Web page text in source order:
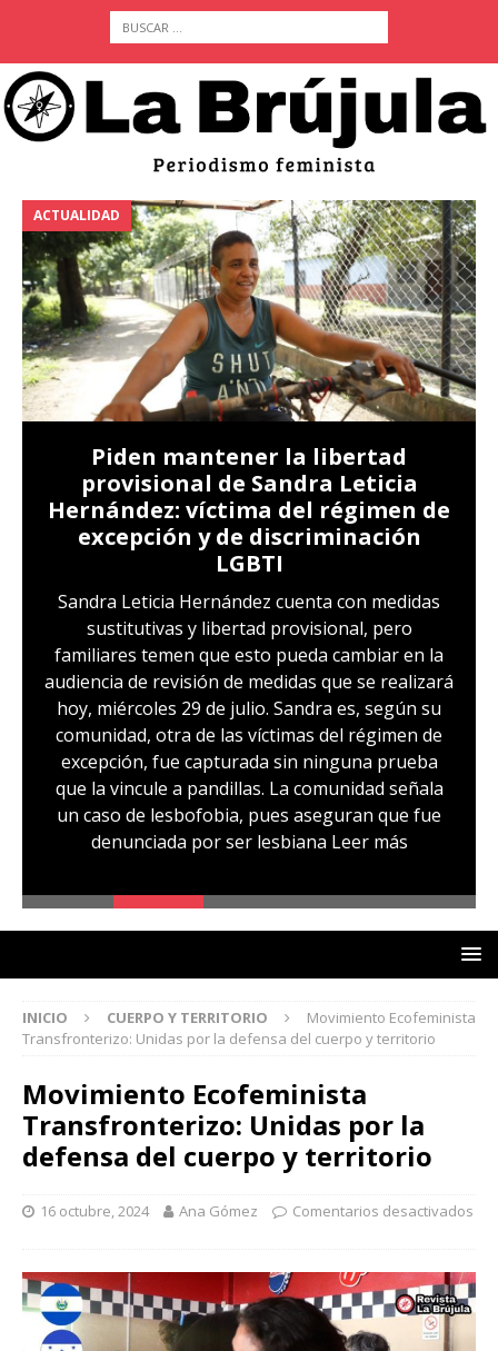
ACTUALIDAD
Piden mantener la libertad
provisional de Sandra Leticia
Hernández: víctima del régimen de
excepción y de discriminación
LGBTI
Sandra Leticia Hernández cuenta con medidas
sustitutivas y libertad provisional, pero
familiares temen que esto pueda cambiar en la
audiencia de revisión de medidas que se realizará
hoy, miércoles 29 de julio. Sandra es, según su
comunidad, otra de las víctimas del régimen de
excepción, fue capturada sin ninguna prueba
que la vincule a pandillas. La comunidad señala
un caso de lesbofobia, pues aseguran que fue
denunciada por ser lesbiana Leer más
INICIO CUERPO Y TERRITORIO
Movimiento Ecofeminista
Transfronterizo: Unidas por la defensa del cuerpo y territorio
Movimiento Ecofeminista
Transfronterizo: Unidas por la
defensa del cuerpo y territorio
16 octubre, 2024 Ana Gómez Comentarios desactivados